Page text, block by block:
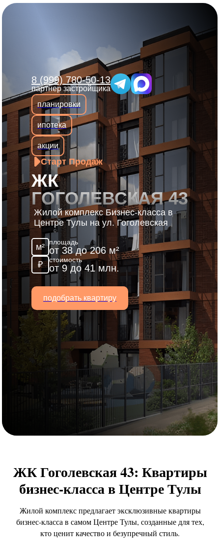
8 (999) 780-50-13
партнер застройщика
планировки
ипотека
акции
Старт Продаж
ЖК
ГОГОЛЕВСКАЯ 43
Жилой комплекс Бизнес-класса в
Центре Тулы на ул. Гоголевская
м² площадь
от 38 до 206 м²
₽ стоимость
от 9 до 41 млн.
подобрать квартиру
ЖК Гоголевская 43: Квартиры
бизнес-класса в Центре Тулы
Жилой комплекс предлагает эксклюзивные квартиры
бизнес-класса в самом Центре Тулы, созданные для тех,
кто ценит качество и безупречный стиль.